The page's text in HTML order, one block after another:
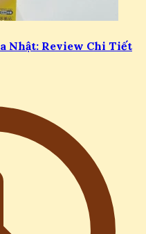
Nhật: Review Chi Tiết